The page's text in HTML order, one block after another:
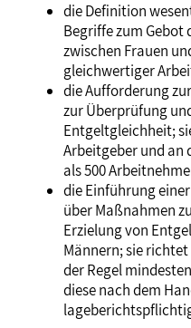
die Definition
Begriffe zum
zwischen Frauen
gleichwertiger
die Aufforderung
zur Überprüfung
Entgeltgleichheit;
Arbeitgeber und an
als 500
die Einführung
über Maßnahmen
Erzielung von
Männern; sie
der Regel
diese nach dem